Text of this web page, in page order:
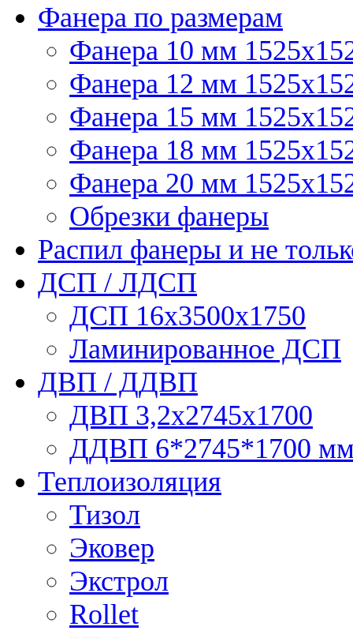
Фанера по размерам
Фанера 10 мм
Фанера 12 мм
Фанера 15 мм
Фанера 18 мм
Фанера 20 мм
Обрезки фанеры
Распил фанеры и не
ДСП / ЛДСП
ДСП 16х3500х1750
Ламинированное ДСП
ДВП / ДДВП
ДВП 3,2х2745х1700
ДДВП 6*2745*1700
Теплоизоляция
Тизол
Эковер
Экстрол
Rollet